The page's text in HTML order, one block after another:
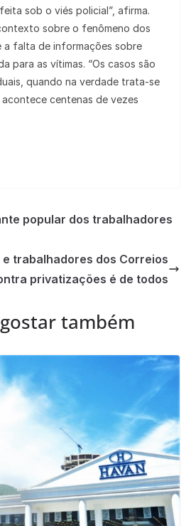
sob o viés policial”, afirma.
sobre o fenômeno dos
a falta de informações sobre
para as vítimas. “Os casos são
quando na verdade trata-se
centenas de vezes
popular dos trabalhadores
trabalhadores dos Correios
privatizações é de todos
também